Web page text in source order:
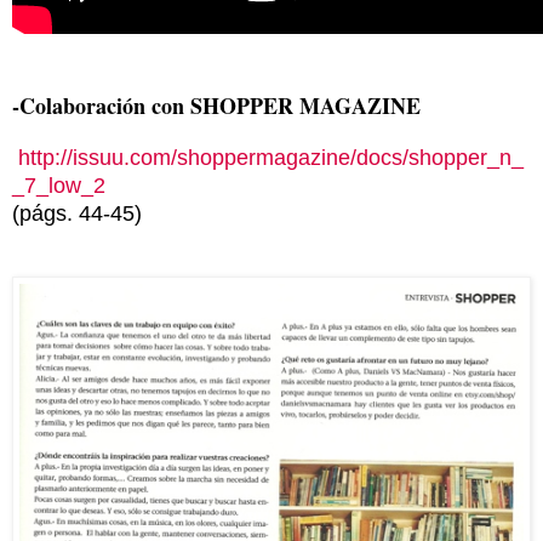
-Colaboración con SHOPPER MAGAZINE
http://issuu.com/shoppermagazine/docs/shopper_n_
_7_low_2
(págs. 44-45)